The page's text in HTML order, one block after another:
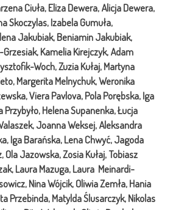
Ciuła, Eliza Dewera, Alicja Dewera,
Skoczylas, Izabela Gumuła,
Jakubiak, Beniamin Jakubiak,
Kamelia Kirejczyk, Adam
Woch, Zuzia Kułaj, Martyna
Margerita Melnychuk, Weronika
Viera Pavlova, Pola Porębska, Iga
Helena Supanenka, Łucja
Joanna Weksej, Aleksandra
Iga Barańska, Lena Chwyć, Jagoda
Ola Jazowska, Zosia Kułaj, Tobiasz
Laura Mazuga, Laura Meinardi-
Nina Wójcik, Oliwia Zemła, Hania
Przebinda, Matylda Ślusarczyk, Nikolas